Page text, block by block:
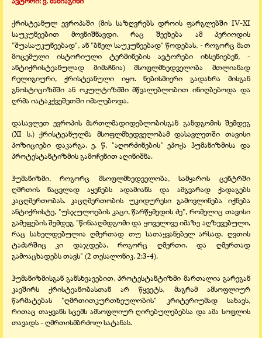
ქრისტეანულ ევროპაში (მის საზღვრებს დროის ფარგლებში IV-XI
საუკუნეებით მოვნიშნავდი. რაც შეეხება ამ პერიოდის
"შუასაუკუნეებად", ან "ბნელ საუკუნეებად" წოდებას, - როგორც მათ
მოცემული ისტორიული ტერმინების ავტორები იხსენიებენ, -
ანტიქრისტეანულად მიმაჩნია) მსოფლმხედველობა მთლიანად
რელიგიური, ქრისტეანული იყო. ნებისმიერი გადახრა მისგან
გნოსტიციზმში ან ოკულტიზმში მწვალებლობით ინიღბებოდა და
ღრმა იატაკქვეშეთში იმალებოდა.
დასავლეთ ევროპის მართლმადიდებლობისგან განდგომის შემდეგ
(XI ს.) ქრისტეანულმა მსოფლმხედველობამ დასავლეთში თავისი
პოზიციები დაკარგა. ე. წ. "აღორძინების" ეპოქა ჰუმანიზმისა და
პროტესტანტიზმის გამოჩენით აღინიშნა.
ჰუმანიზმი, როგორც მსოფლმხედველობა, სამყაროს ცენტრში
ღმრთის ნაცვლად აყენებს ადამიანს და ამგვარად ქადაგებს
კაცღმერთობას. კაცღმერთობის უკიდურესი გამოვლინება იქნება
ანტიქრისტე, "უსჯულოების კაცი, წარწყმედის ძე", რომელიც თავისი
გამეფების შემდეგ "წინააღმდგომი და ყოველივე იმაზე აღზევებული,
რაც სახელდებულია ღმერთად თუ სათაყვანებელ არსად, ღვთის
ტაძარშიც კი დაჯდება, როგორც ღმერთი, და ღმერთად
გამოაცხადებს თავს" (2 თესალონიკ. 2:3-4).
ჰუმანიზმისგან განსხვავებით, პროტესტანტიზმი მართალია გარეგან
კავშირს ქრისტეანობასთან არ წყვეტს, მაგრამ ამსოფლიურ
წარმატებას "ღმრთითკურთხეულობის" კრიტერიუმად სახავს,
რითაც თაყვანს სცემს ამსოფლიურ ღირებულებებსა და ამა სოფლის
თავადს - ღმრთისმბრძოლ სატანას.